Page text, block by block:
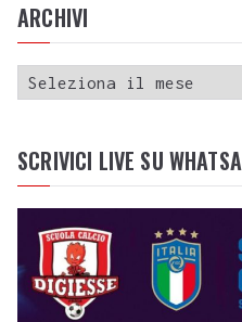
ARCHIVI
SCRIVICI LIVE SU